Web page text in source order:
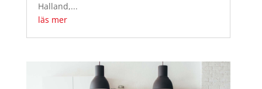
Halland,...
läs mer